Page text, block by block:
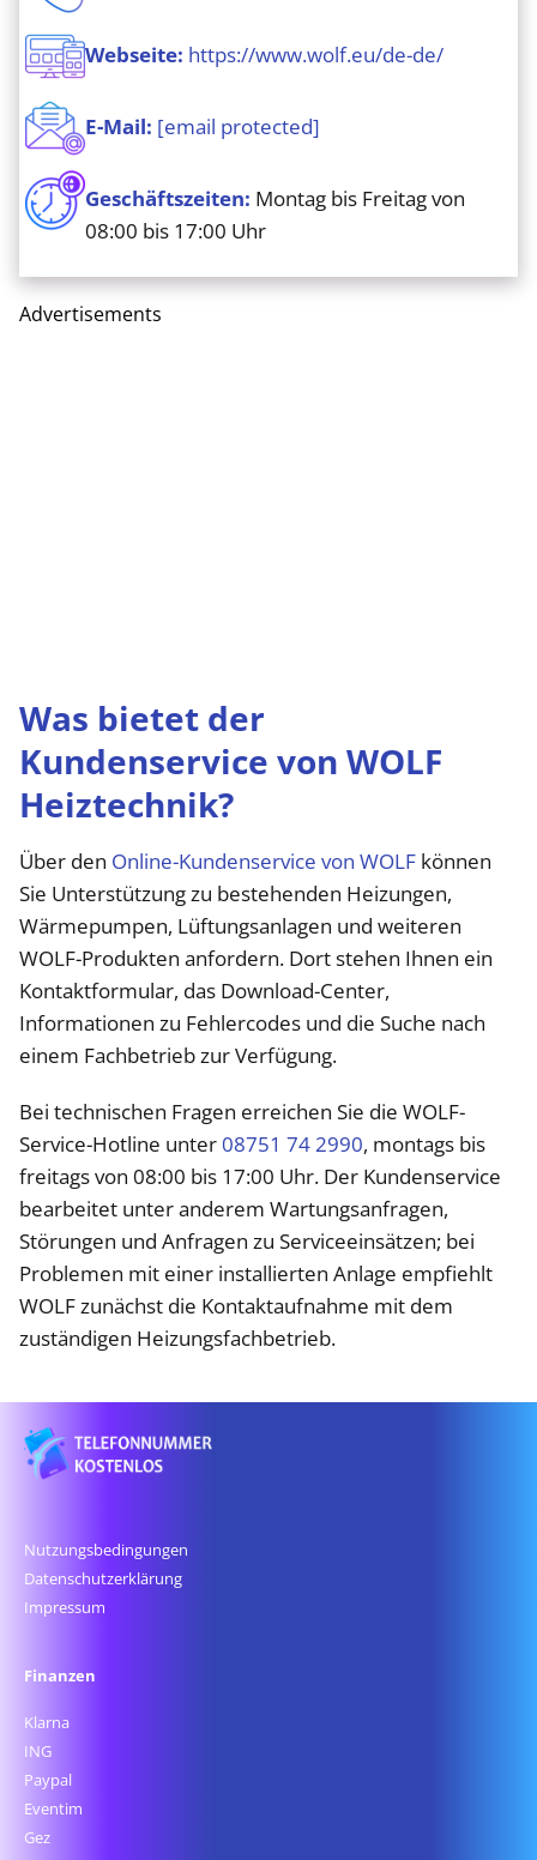
Webseite: https://www.wolf.eu/de-de/
E-Mail: [email protected]
Geschäftszeiten: Montag bis Freitag von
08:00 bis 17:00 Uhr
Advertisements
Was bietet der
Kundenservice von WOLF
Heiztechnik?
Über den Online-Kundenservice von WOLF können
Sie Unterstützung zu bestehenden Heizungen,
Wärmepumpen, Lüftungsanlagen und weiteren
WOLF-Produkten anfordern. Dort stehen Ihnen ein
Kontaktformular, das Download-Center,
Informationen zu Fehlercodes und die Suche nach
einem Fachbetrieb zur Verfügung.
Bei technischen Fragen erreichen Sie die WOLF-
Service-Hotline unter08751 74 2990, montags bis
freitags von 08:00 bis 17:00 Uhr. Der Kundenservice
bearbeitet unter anderem Wartungsanfragen,
Störungen und Anfragen zu Serviceeinsätzen; bei
Problemen mit einer installierten Anlage empfiehlt
WOLF zunächst die Kontaktaufnahme mit dem
zuständigen Heizungsfachbetrieb.
Nutzungsbedingungen
Datenschutz­erklärung
Impressum
Finanzen
Klarna
ING
Paypal
Eventim
Gez